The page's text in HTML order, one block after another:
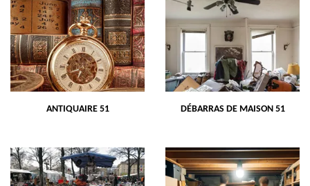
ANTIQUAIRE 51 DÉBARRAS DE MAISON 51